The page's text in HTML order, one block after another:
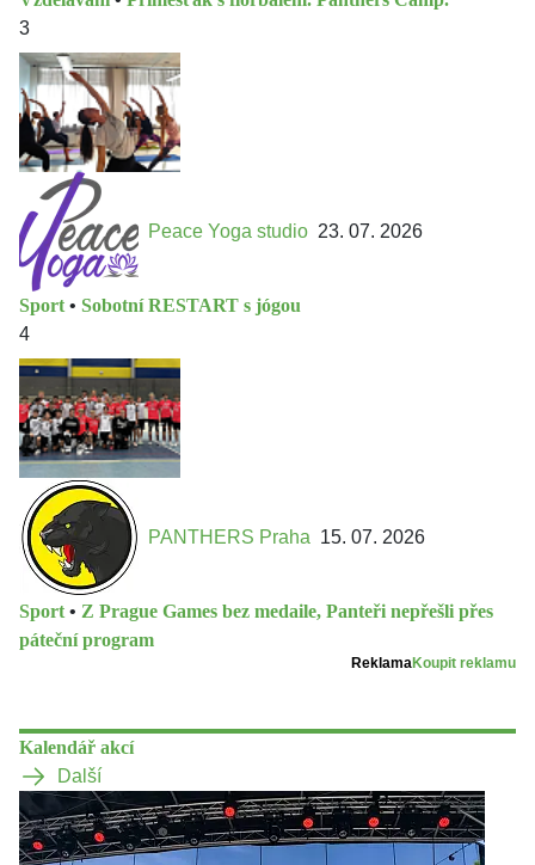
3
Peace Yoga studio 23. 07. 2026
Sport • Sobotní RESTART s jógou
4
PANTHERS Praha 15. 07. 2026
Sport • Z Prague Games bez medaile, Panteři nepřešli přes
páteční program
ReklamaKoupit reklamu
Kalendář akcí
Další